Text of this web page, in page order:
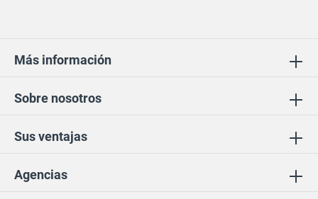
Sus ventajas
Agencias
Sobre nosotros
Más información